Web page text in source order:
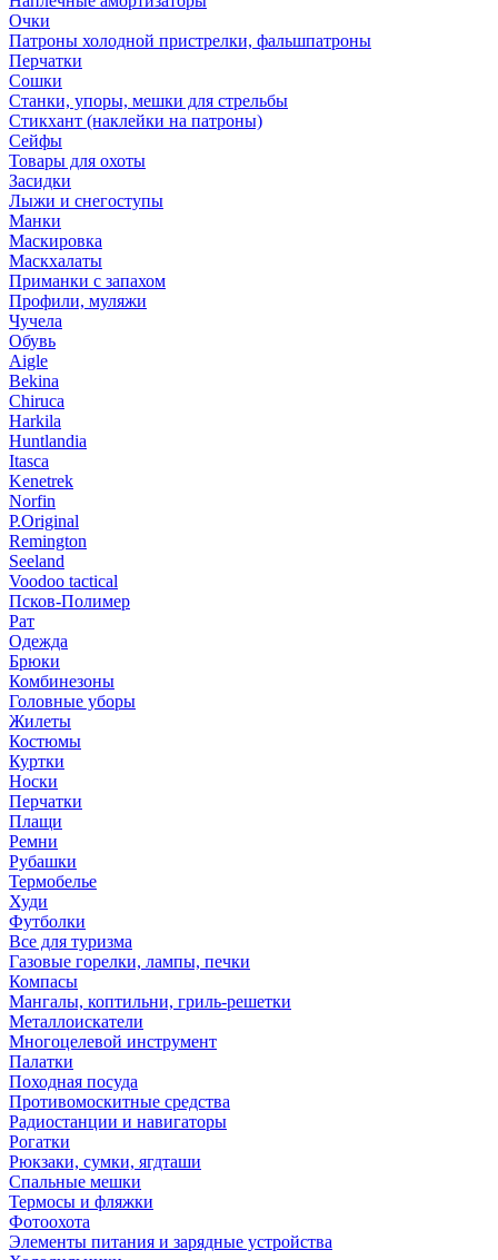
Очки
Патроны холодной пристрелки, фальшпатроны
Перчатки
Сошки
Станки, упоры, мешки для стрельбы
Стикхант (наклейки на патроны)
Сейфы
Товары для охоты
Засидки
Лыжи и снегоступы
Манки
Маскировка
Маскхалаты
Приманки с запахом
Профили, муляжи
Чучела
Обувь
Aigle
Bekina
Chiruсa
Harkila
Huntlandia
Itasca
Kenetrek
Norfin
P.Original
Remington
Seeland
Voodoo tactical
Псков-Полимер
Рат
Одежда
Брюки
Комбинезоны
Головные уборы
Жилеты
Костюмы
Куртки
Носки
Перчатки
Плащи
Ремни
Рубашки
Термобелье
Худи
Футболки
Все для туризма
Газовые горелки, лампы, печки
Компасы
Мангалы, коптильни, гриль-решетки
Металлоискатели
Многоцелевой инструмент
Палатки
Походная посуда
Противомоскитные средства
Радиостанции и навигаторы
Рогатки
Рюкзаки, сумки, ягдташи
Спальные мешки
Термосы и фляжки
Фотоохота
Элементы питания и зарядные устройства